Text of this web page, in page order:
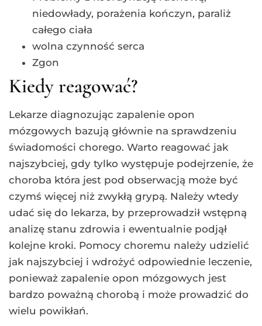
niedowłady, porażenia kończyn, paraliż
całego ciała
wolna czynność serca
Zgon
Kiedy reagować?
Lekarze diagnozując zapalenie opon
mózgowych bazują głównie na sprawdzeniu
świadomości chorego. Warto reagować jak
najszybciej, gdy tylko występuje podejrzenie, że
choroba która jest pod obserwacją może być
czymś więcej niż zwykłą grypą. Należy wtedy
udać się do lekarza, by przeprowadził wstępną
analizę stanu zdrowia i ewentualnie podjął
kolejne kroki. Pomocy choremu należy udzielić
jak najszybciej i wdrożyć odpowiednie leczenie,
ponieważ zapalenie opon mózgowych jest
bardzo poważną chorobą i może prowadzić do
wielu powikłań.